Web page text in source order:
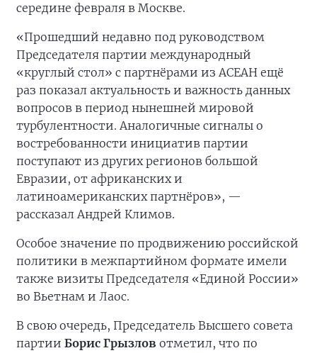
середине февраля в Москве.
«Прошедший недавно под руководством
Председателя партии международный
«круглый стол» с партнёрами из АСЕАН ещё
раз показал актуальность и важность данных
вопросов в период нынешней мировой
турбулентности. Аналогичные сигналы о
востребованности инициатив партии
поступают из других регионов большой
Евразии, от африканских и
латиноамериканских партнёров», —
рассказал Андрей Климов.
Особое значение по продвижению российской
политики в межпартийном формате имели
также визиты Председателя «Единой России»
во Вьетнам и Лаос.
В свою очередь, Председатель Высшего совета
партии Борис Грызлов отметил, что по